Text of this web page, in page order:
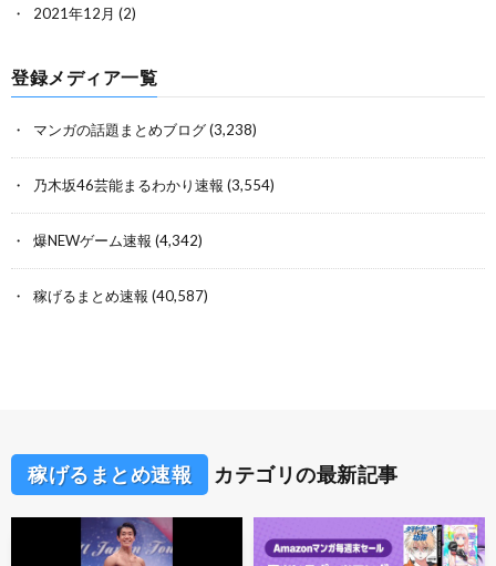
2021年12月 (2)
登録メディア一覧
マンガの話題まとめブログ(3,238)
乃木坂46芸能まるわかり速報 (3,554)
爆NEWゲーム速報 (4,342)
稼げるまとめ速報 (40,587)
稼げるまとめ速報 カテゴリの最新記事